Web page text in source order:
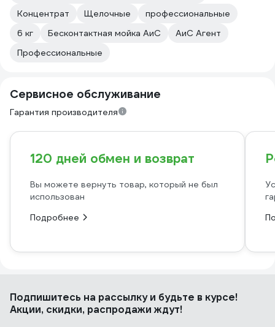
Концентрат
Щелочные
профессиональные
6 кг
Бесконтактная мойка АиС
АиС Агент
Профессиональные
Сервисное обслуживание
Гарантия производителя
120 дней обмен и возврат
Вы можете вернуть товар, который не был
использован
Подробнее
Подпишитесь на рассылкуи будьте в курсе!
Акции, скидки, распродажи ждут!